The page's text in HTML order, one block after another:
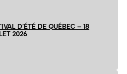
D’ÉTÉ DE QUÉBEC – 18
2026